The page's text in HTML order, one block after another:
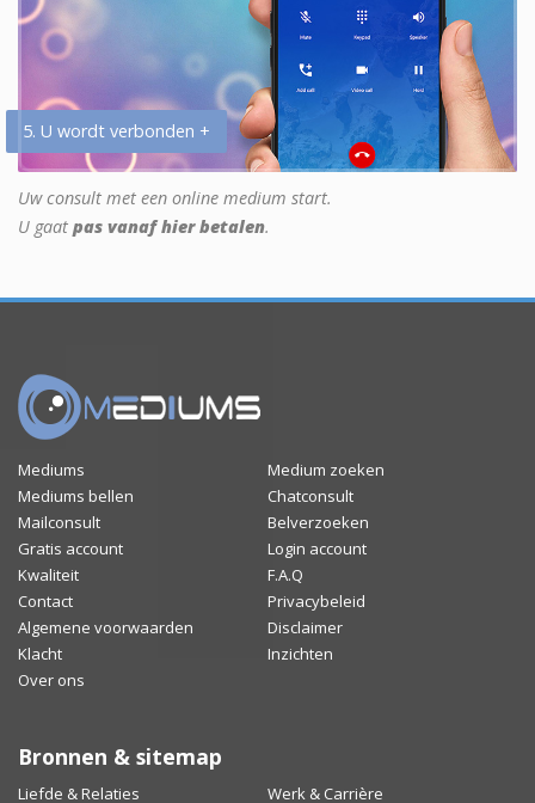
5. U wordt verbonden +
Uw consult met een online medium start.
U gaat pas vanaf hier betalen.
Mediums
Medium zoeken
Mediums bellen
Chatconsult
Mailconsult
Belverzoeken
Gratis account
Login account
Kwaliteit
F.A.Q
Contact
Privacybeleid
Algemene voorwaarden
Disclaimer
Klacht
Inzichten
Over ons
Bronnen & sitemap
Liefde & Relaties Werk & Carrière